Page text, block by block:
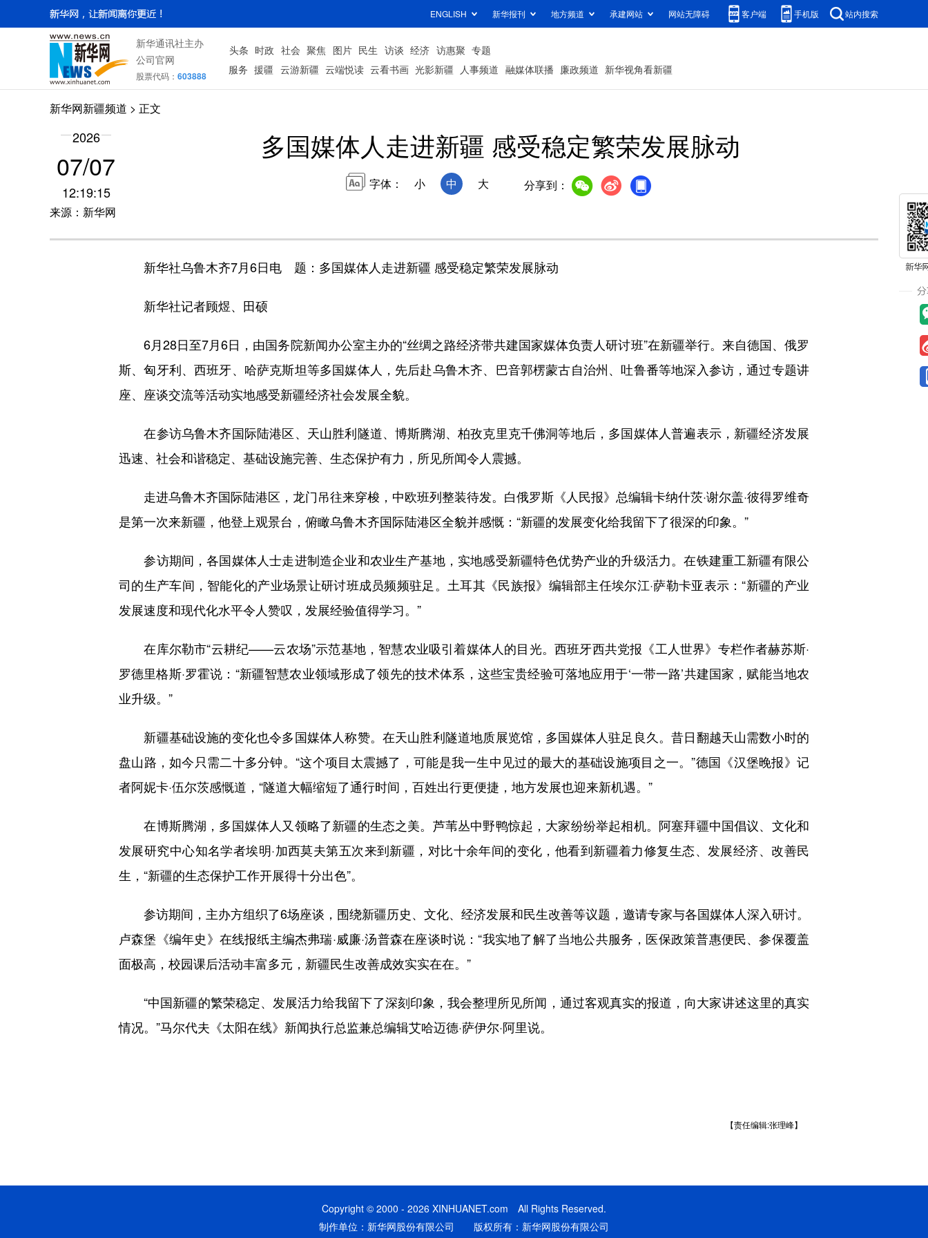
ENGLISH 新华报刊 地方频道 承建网站 网站无障碍 客户端 手机版 站内搜索
新华通讯社主办
公司官网
股票代码： 603888
头条 时政 社会 聚焦 图片 民生 访谈 经济 访惠聚 专题
服务 援疆 云游新疆 云端悦读 云看书画 光影新疆 人事频道 融媒体联播 廉政频道 新华视角看新疆
新华网新疆频道 > 正文
2026
07/07
12:19:15
来源：新华网
多国媒体人走进新疆 感受稳定繁荣发展脉动
字体： 小 中 大 分享到：
新华社乌鲁木齐7月6日电 题：多国媒体人走进新疆 感受稳定繁荣发展脉动
新华社记者顾煜、田硕
6月28日至7月6日，由国务院新闻办公室主办的“丝绸之路经济带共建国家媒体负责人研讨班”在新疆举行。来自德国、俄罗
斯、匈牙利、西班牙、哈萨克斯坦等多国媒体人，先后赴乌鲁木齐、巴音郭楞蒙古自治州、吐鲁番等地深入参访，通过专题讲
座、座谈交流等活动实地感受新疆经济社会发展全貌。
在参访乌鲁木齐国际陆港区、天山胜利隧道、博斯腾湖、柏孜克里克千佛洞等地后，多国媒体人普遍表示，新疆经济发展
迅速、社会和谐稳定、基础设施完善、生态保护有力，所见所闻令人震撼。
走进乌鲁木齐国际陆港区，龙门吊往来穿梭，中欧班列整装待发。白俄罗斯《人民报》总编辑卡纳什茨·谢尔盖·彼得罗维奇
是第一次来新疆，他登上观景台，俯瞰乌鲁木齐国际陆港区全貌并感慨：“新疆的发展变化给我留下了很深的印象。”
参访期间，各国媒体人士走进制造企业和农业生产基地，实地感受新疆特色优势产业的升级活力。在铁建重工新疆有限公
司的生产车间，智能化的产业场景让研讨班成员频频驻足。土耳其《民族报》编辑部主任埃尔江·萨勒卡亚表示：“新疆的产业
发展速度和现代化水平令人赞叹，发展经验值得学习。”
在库尔勒市“云耕纪——云农场”示范基地，智慧农业吸引着媒体人的目光。西班牙西共党报《工人世界》专栏作者赫苏斯·
罗德里格斯·罗霍说：“新疆智慧农业领域形成了领先的技术体系，这些宝贵经验可落地应用于‘一带一路’共建国家，赋能当地农
业升级。”
新疆基础设施的变化也令多国媒体人称赞。在天山胜利隧道地质展览馆，多国媒体人驻足良久。昔日翻越天山需数小时的
盘山路，如今只需二十多分钟。“这个项目太震撼了，可能是我一生中见过的最大的基础设施项目之一。”德国《汉堡晚报》记
者阿妮卡·伍尔茨感慨道，“隧道大幅缩短了通行时间，百姓出行更便捷，地方发展也迎来新机遇。”
在博斯腾湖，多国媒体人又领略了新疆的生态之美。芦苇丛中野鸭惊起，大家纷纷举起相机。阿塞拜疆中国倡议、文化和
发展研究中心知名学者埃明·加西莫夫第五次来到新疆，对比十余年间的变化，他看到新疆着力修复生态、发展经济、改善民
生，“新疆的生态保护工作开展得十分出色”。
参访期间，主办方组织了6场座谈，围绕新疆历史、文化、经济发展和民生改善等议题，邀请专家与各国媒体人深入研讨。
卢森堡《编年史》在线报纸主编杰弗瑞·威廉·汤普森在座谈时说：“我实地了解了当地公共服务，医保政策普惠便民、参保覆盖
面极高，校园课后活动丰富多元，新疆民生改善成效实实在在。”
“中国新疆的繁荣稳定、发展活力给我留下了深刻印象，我会整理所见所闻，通过客观真实的报道，向大家讲述这里的真实
情况。”马尔代夫《太阳在线》新闻执行总监兼总编辑艾哈迈德·萨伊尔·阿里说。
【责任编辑:张理峰】
Copyright © 2000 - 2026 XINHUANET.com All Rights Reserved.
制作单位：新华网股份有限公司 版权所有：新华网股份有限公司